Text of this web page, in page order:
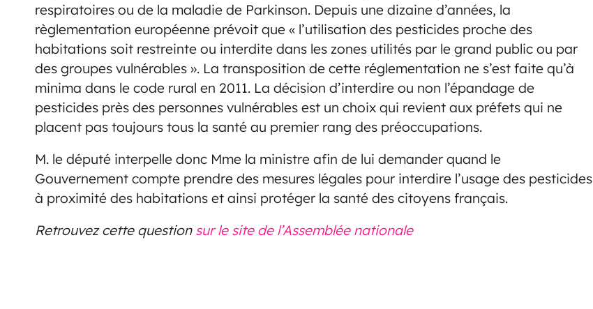
respiratoires ou de la maladie de Parkinson. Depuis une dizaine d’années, la
règlementation européenne prévoit que « l’utilisation des pesticides proche des
habitations soit restreinte ou interdite dans les zones utilités par le grand public ou par
des groupes vulnérables ». La transposition de cette réglementation ne s’est faite qu’à
minima dans le code rural en 2011. La décision d’interdire ou non l’épandage de
pesticides près des personnes vulnérables est un choix qui revient aux préfets qui ne
placent pas toujours tous la santé au premier rang des préoccupations.
M. le député interpelle donc Mme la ministre afin de lui demander quand le
Gouvernement compte prendre des mesures légales pour interdire l’usage des pesticides
à proximité des habitations et ainsi protéger la santé des citoyens français.
Retrouvez cette question sur le site de l’Assemblée nationale